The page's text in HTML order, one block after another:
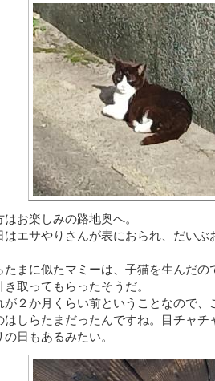
お楽しみの路地奥へ。
エサやりさんが表におられ、だいぶ
まに似たマミーは、子猫を生んだの
き取ってもらったそうだ。
２か月くらい前ということなので、
はしらたまだったんですね。目チャ
の日もあるみたい。